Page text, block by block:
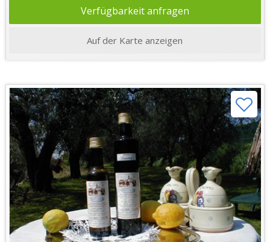
Verfügbarkeit anfragen
Auf der Karte anzeigen